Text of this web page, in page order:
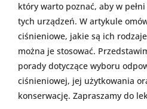
który warto poznać, aby w
tych urządzeń. W artykule
ciśnieniowe, jakie są ich
można je stosować.
porady dotyczące wyboru
ciśnieniowej, jej użytkowania
konserwację. Zapraszamy do